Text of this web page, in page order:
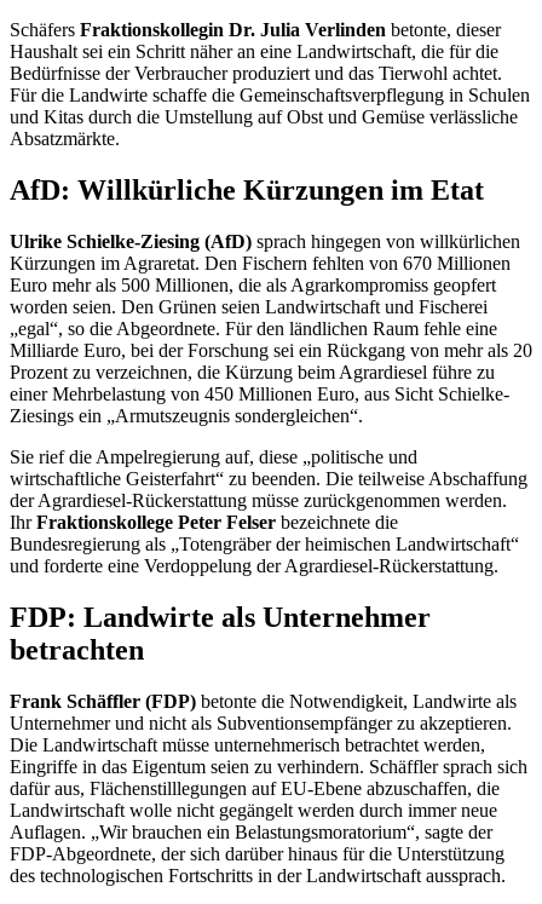
Schäfers Fraktionskollegin Dr. Julia Verlinden betonte, dieser
Haushalt sei ein Schritt näher an eine Landwirtschaft, die für die
Bedürfnisse der Verbraucher produziert und das Tierwohl achtet.
Für die Landwirte schaffe die Gemeinschaftsverpflegung in Schulen
und Kitas durch die Umstellung auf Obst und Gemüse verlässliche
Absatzmärkte.
AfD: Willkürliche Kürzungen im Etat
Ulrike Schielke-Ziesing (AfD) sprach hingegen von willkürlichen
Kürzungen im Agraretat. Den Fischern fehlten von 670 Millionen
Euro mehr als 500 Millionen, die als Agrarkompromiss geopfert
worden seien. Den Grünen seien Landwirtschaft und Fischerei
„egal“, so die Abgeordnete. Für den ländlichen Raum fehle eine
Milliarde Euro, bei der Forschung sei ein Rückgang von mehr als 20
Prozent zu verzeichnen, die Kürzung beim Agrardiesel führe zu
einer Mehrbelastung von 450 Millionen Euro, aus Sicht Schielke-
Ziesings ein „Armutszeugnis sondergleichen“.
Sie rief die Ampelregierung auf, diese „politische und
wirtschaftliche Geisterfahrt“ zu beenden. Die teilweise Abschaffung
der Agrardiesel-Rückerstattung müsse zurückgenommen werden.
IhrFraktionskollege Peter Felser bezeichnete die
Bundesregierung als „Totengräber der heimischen Landwirtschaft“
und forderte eine Verdoppelung der Agrardiesel-Rückerstattung.
FDP: Landwirte als Unternehmer
betrachten
Frank Schäffler (FDP) betonte die Notwendigkeit, Landwirte als
Unternehmer und nicht als Subventionsempfänger zu akzeptieren.
Die Landwirtschaft müsse unternehmerisch betrachtet werden,
Eingriffe in das Eigentum seien zu verhindern. Schäffler sprach sich
dafür aus, Flächenstilllegungen auf EU-Ebene abzuschaffen, die
Landwirtschaft wolle nicht gegängelt werden durch immer neue
Auflagen. „Wir brauchen ein Belastungsmoratorium“, sagte der
FDP-Abgeordnete, der sich darüber hinaus für die Unterstützung
des technologischen Fortschritts in der Landwirtschaft aussprach.